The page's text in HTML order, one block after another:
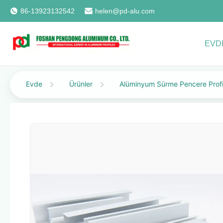
86-13923132542 helen@pd-alu.com
Evde Ürünler Alüminyum Sürme Pencere